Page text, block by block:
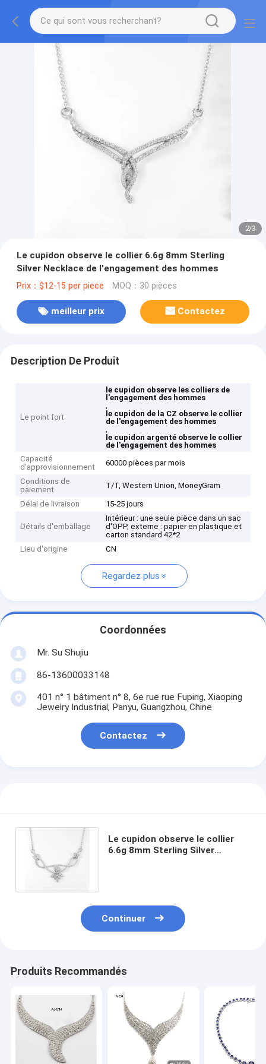
2/3
Le cupidon observe le collier 6.6g 8mm Sterling
Silver Necklace de l'engagement des hommes
Prix：$12-15 per piece MOQ：30 pièces
meilleur prix Contactez
Description De Produit
Le point fort
le cupidon observe les colliers de
l'engagement des hommes
,
le cupidon de la CZ observe le collier
de l'engagement des hommes
,
le cupidon argenté observe le collier
de l'engagement des hommes
Capacité
d'approvisionnement
60000 pièces par mois
Conditions de
paiement
T/T, Western Union, MoneyGram
Délai de livraison 15-25 jours
Détails d'emballage
Intérieur : une seule pièce dans un sac
d'OPP, externe : papier en plastique et
carton standard 42*2
Lieu d'origine
CN
Regardez plus
Coordonnées
Mr. Su Shujiu
86-13600033148
401 n° 1 bâtiment n° 8, 6e rue rue Fuping, Xiaoping
Jewelry Industrial, Panyu, Guangzhou, Chine
Contactez
Le cupidon observe le collier
6.6g 8mm Sterling Silver
Continuer
Produits Recommandés